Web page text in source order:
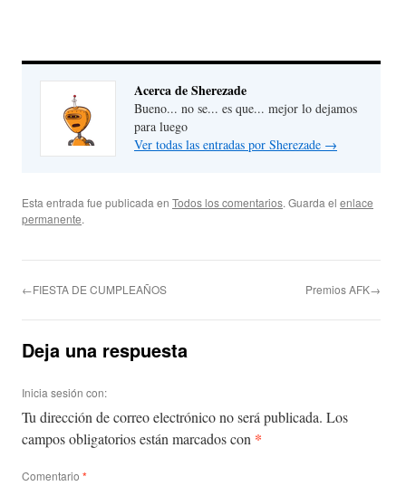
Acerca de Sherezade
Bueno... no se... es que... mejor lo dejamos
para luego
Ver todas las entradas por Sherezade →
Esta entrada fue publicada en Todos los comentarios. Guarda el enlace
permanente.
←FIESTA DE CUMPLEAÑOS Premios AFK→
Deja una respuesta
Inicia sesión con:
Tu dirección de correo electrónico no será publicada. Los
campos obligatorios están marcados con *
Comentario *